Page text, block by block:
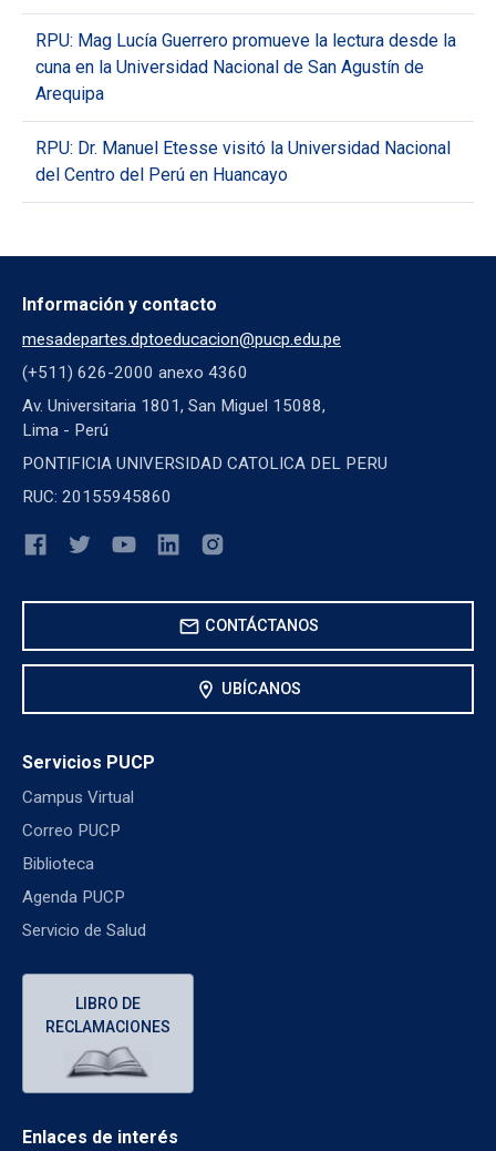
RPU: Mag Lucía Guerrero promueve la lectura desde la
cuna en la Universidad Nacional de San Agustín de
Arequipa
RPU: Dr. Manuel Etesse visitó la Universidad Nacional
del Centro del Perú en Huancayo
Información y contacto
mesadepartes.dptoeducacion@pucp.edu.pe
(+511) 626-2000 anexo 4360
Av. Universitaria 1801, San Miguel 15088,
Lima - Perú
PONTIFICIA UNIVERSIDAD CATOLICA DEL PERU
RUC: 20155945860
mail CONTÁCTANOS
location_on UBÍCANOS
Servicios PUCP
Campus Virtual
Correo PUCP
Biblioteca
Agenda PUCP
Servicio de Salud
LIBRO DE
RECLAMACIONES
Enlaces de interés